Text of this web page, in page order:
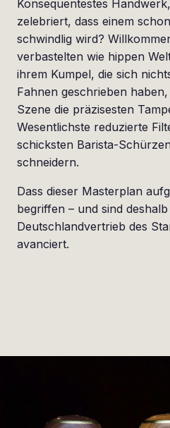
Konsequentestes
zelebriert, dass einem
schwindlig wird?
verbastelten wie hippen
ihrem Kumpel, die sich
Fahnen geschrieben
Szene die präzisesten
Wesentlichste reduzierte
schicksten Barista-
schneidern.
Dass dieser Masterplan
begriffen – und sind
Deutschlandvertrieb des
avanciert.